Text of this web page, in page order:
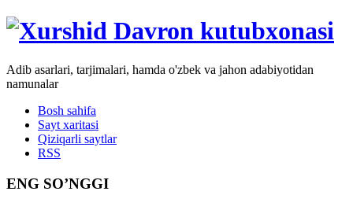
Adib asarlari, tarjimalari, hamda o'zbek va jahon adabiyotidan
namunalar
Bosh sahifa
Sayt xaritasi
Qiziqarli saytlar
RSS
ENG SO’NGGI